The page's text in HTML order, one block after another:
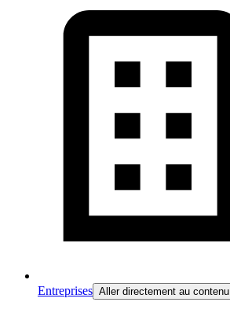
Entreprises Aller directement au contenu